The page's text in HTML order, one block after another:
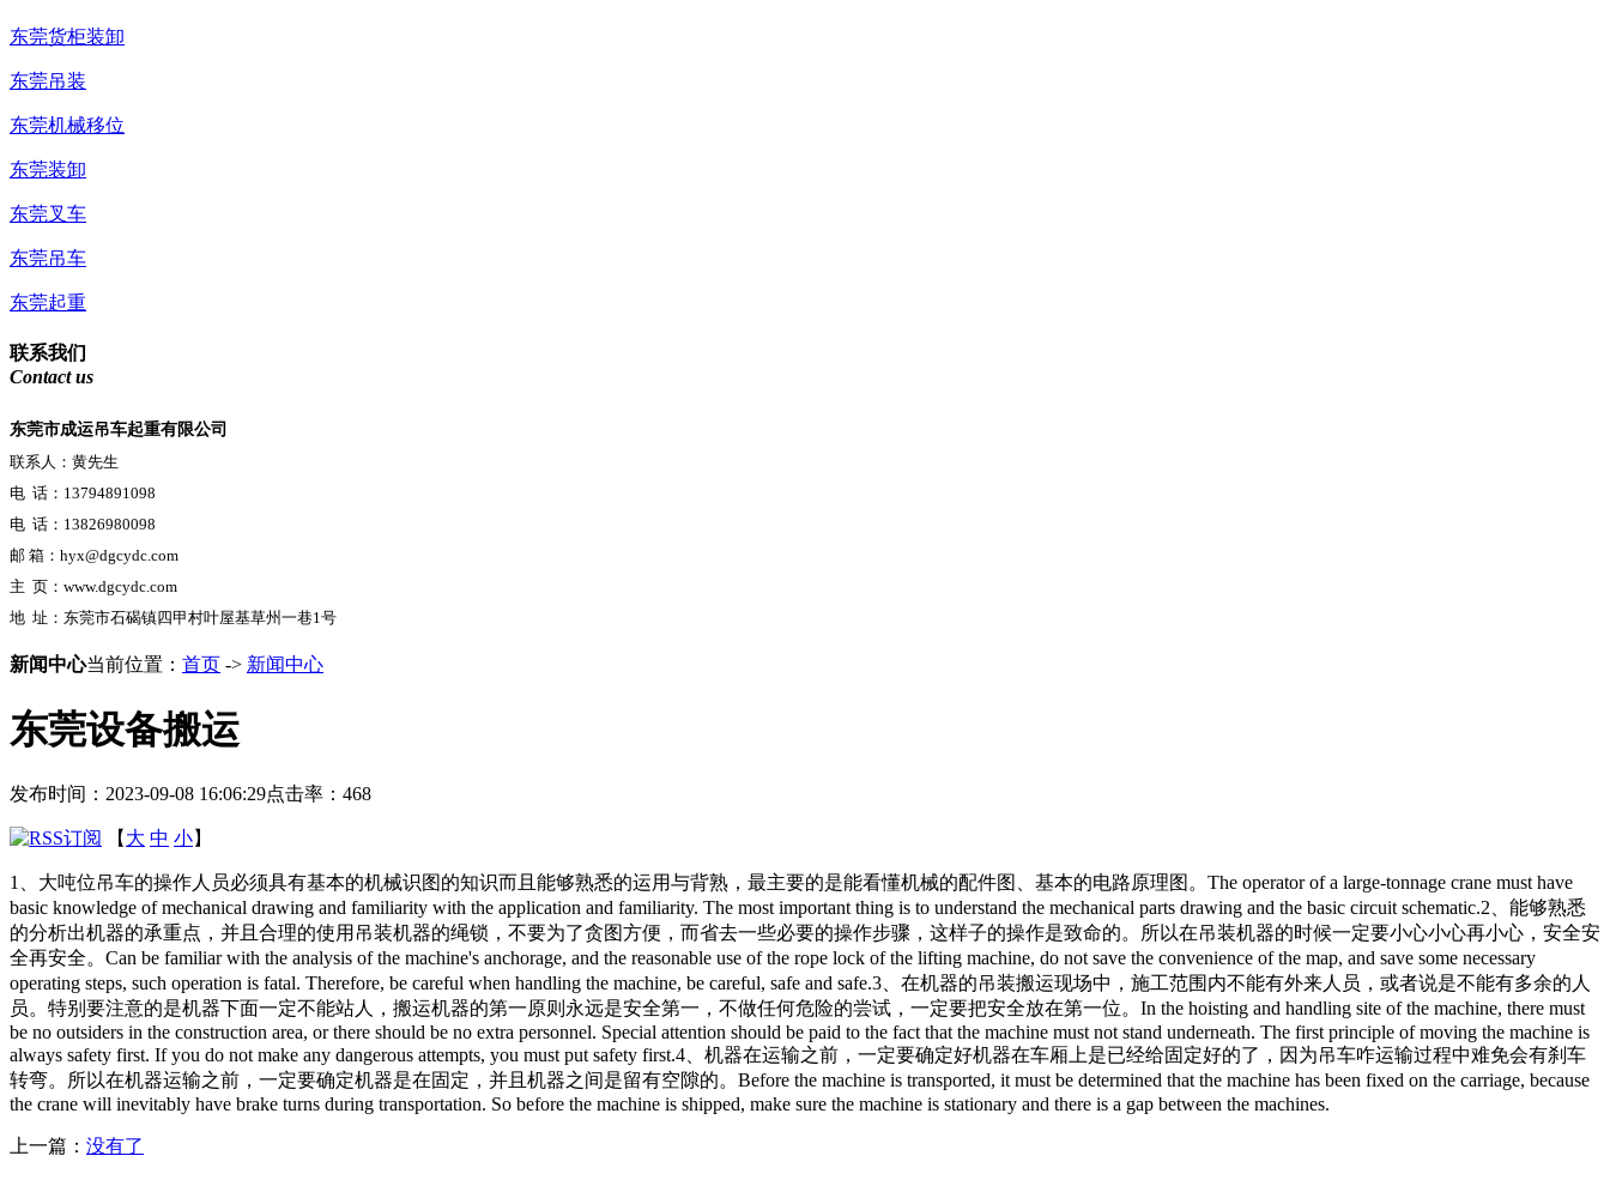
东莞货柜装卸
东莞吊装
东莞机械移位
东莞装卸
东莞叉车
东莞吊车
东莞起重
联系我们
Contact us
东莞市成运吊车起重有限公司
联系人：黄先生
电 话：13794891098
电 话： 13826980098
邮 箱：hyx@dgcydc.com
主 页：www.dgcydc.com
地 址：东莞市石碣镇四甲村叶屋基草州一巷1号
新闻中心当前位置： 首页 -> 新闻中心
东莞设备搬运
发布时间：2023-09-08 16:06:29点击率： 468
【 大 中 小】
1、大吨位吊车的操作人员必须具有基本的机械识图的知识而且能够熟悉的运用与背熟，最主要的是能看懂机械的配件图、基本的电路原理图。The operator of a large-tonnage crane must have
basic knowledge of mechanical drawing and familiarity with the application and familiarity. The most important thing is to understand the mechanical parts drawing and the basic circuit schematic.2、能够熟悉
的分析出机器的承重点，并且合理的使用吊装机器的绳锁，不要为了贪图方便，而省去一些必要的操作步骤，这样子的操作是致命的。所以在吊装机器的时候一定要小心小心再小心，安全安
全再安全。Can be familiar with the analysis of the machine's anchorage, and the reasonable use of the rope lock of the lifting machine, do not save the convenience of the map, and save some necessary
operating steps, such operation is fatal. Therefore, be careful when handling the machine, be careful, safe and safe.3、在机器的吊装搬运现场中，施工范围内不能有外来人员，或者说是不能有多余的人
员。特别要注意的是机器下面一定不能站人，搬运机器的第一原则永远是安全第一，不做任何危险的尝试，一定要把安全放在第一位。In the hoisting and handling site of the machine, there must
be no outsiders in the construction area, or there should be no extra personnel. Special attention should be paid to the fact that the machine must not stand underneath. The first principle of moving the machine is
always safety first. If you do not make any dangerous attempts, you must put safety first.4、机器在运输之前，一定要确定好机器在车厢上是已经给固定好的了，因为吊车咋运输过程中难免会有刹车
转弯。所以在机器运输之前，一定要确定机器是在固定，并且机器之间是留有空隙的。Before the machine is transported, it must be determined that the machine has been fixed on the carriage, because
the crane will inevitably have brake turns during transportation. So before the machine is shipped, make sure the machine is stationary and there is a gap between the machines.
上一篇： 没有了